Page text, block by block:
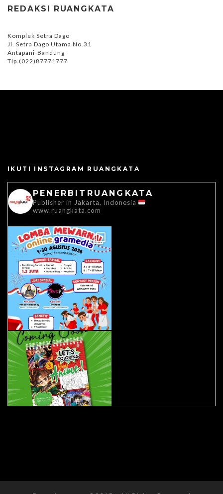
REDAKSI RUANGKATA
Komplek Setra Dago
Jl. Setra Dago Utama No.31
Antapani-Bandung
Tlp.(022)87771777
IKUTI INSTAGRAM RUANGKATA
PENERBITRUANGKATA
Publisher in Jakarta, Indonesia
www.ruangkata.com